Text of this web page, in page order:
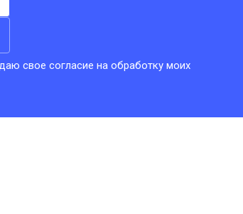
свое согласие на обработку моих